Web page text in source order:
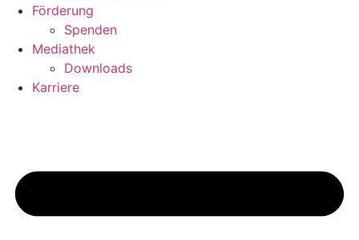
Förderung
Spenden
Mediathek
Downloads
Karriere